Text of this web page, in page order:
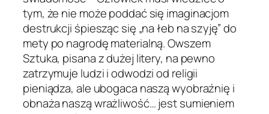
tym, że nie może poddać się imaginacjom
destrukcji śpiesząc się „na łeb na szyję” do
mety po nagrodę materialną. Owszem
Sztuka, pisana z dużej litery, na pewno
zatrzymuje ludzi i odwodzi od religii
pieniądza, ale ubogaca naszą wyobraźnię i
obnaża naszą wrażliwość… jest sumieniem